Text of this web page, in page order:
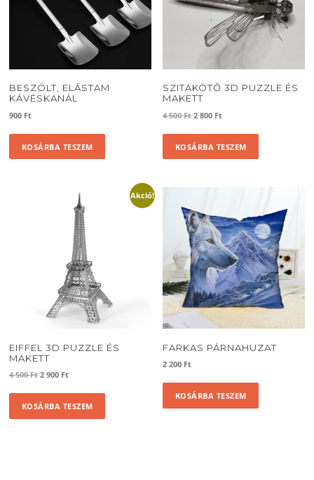
BESZÓLT, ELÁSTAM
KÁVÉSKANÁL
900 Ft
KOSÁRBA TESZEM
SZITAKÖTŐ 3D PUZZLE ÉS
MAKETT
4 500FtOriginal
was:
2 800 FtCurrent
KOSÁRBA TESZEM
Akció!
EIFFEL 3D PUZZLE ÉS
MAKETT
4 500Ft Original
was:
2 900 FtCurrent
KOSÁRBA TESZEM
FARKAS PÁRNAHUZAT
2 200 Ft
KOSÁRBA TESZEM